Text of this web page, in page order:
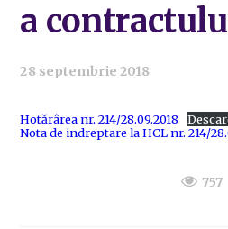
a
28 septembrie 2018
Hotărârea nr. 214/28.09.2018
Nota de indreptare la HCL nr. 214/
757